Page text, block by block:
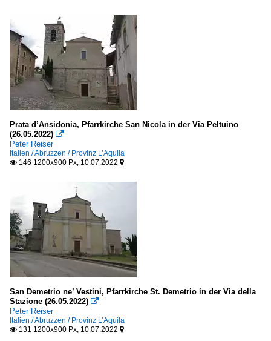
Prata d’Ansidonia, Pfarrkirche San Nicola in der Via Peltuino
(26.05.2022) 
Peter Reiser
Italien / Abruzzen / Provinz L’Aquila
 146 1200x900 Px, 10.07.2022 
San Demetrio ne’ Vestini, Pfarrkirche St. Demetrio in der Via della
Stazione (26.05.2022) 
Peter Reiser
Italien / Abruzzen / Provinz L’Aquila
 131 1200x900 Px, 10.07.2022 